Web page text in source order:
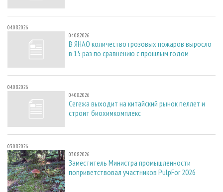
04.08.2026
04.08.2026
В ЯНАО количество грозовых пожаров выросло
в 15 раз по сравнению с прошлым годом
04.08.2026
04.08.2026
Сегежа выходит на китайский рынок пеллет и
строит биохимкомплекс
03.08.2026
03.08.2026
Заместитель Министра промышленности
поприветствовал участников PulpFor 2026